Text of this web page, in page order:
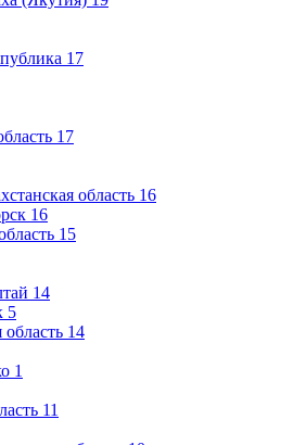
17
17
область 16
16
15
14
5
14
1
11